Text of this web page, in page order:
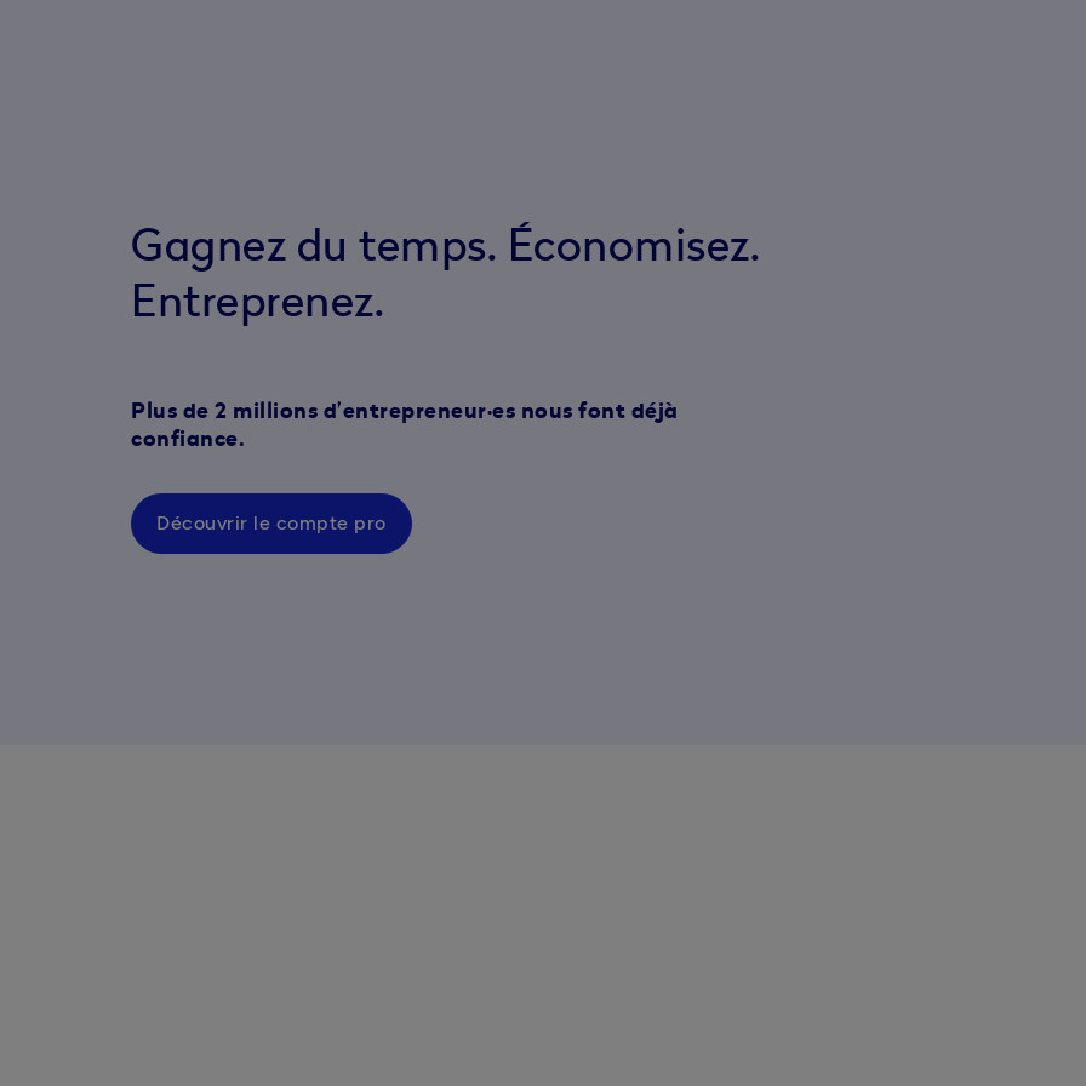
Gagnez du temps. Économisez.
Entreprenez.
Plus de 2 millions d’entrepreneur·es nous font déjà
confiance.
Découvrir le compte pro